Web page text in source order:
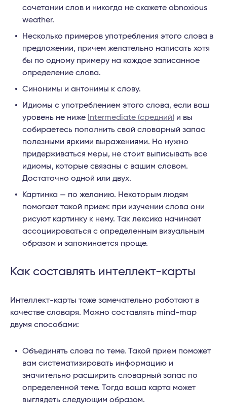
сочетании слов и никогда не скажете obnoxious
weather.
Несколько примеров употребления этого слова в
предложении, причем желательно написать хотя
бы по одному примеру на каждое записанное
определение слова.
Синонимы и антонимы к слову.
Идиомы с употреблением этого слова, если ваш
уровень не ниже Intermediate (средний) и вы
собираетесь пополнить свой словарный запас
полезными яркими выражениями. Но нужно
придерживаться меры, не стоит выписывать все
идиомы, которые связаны с вашим словом.
Достаточно одной или двух.
Картинка — по желанию. Некоторым людям
помогает такой прием: при изучении слова они
рисуют картинку к нему. Так лексика начинает
ассоциироваться с определенным визуальным
образом и запоминается проще.
Как составлять интеллект-карты
Интеллект-карты тоже замечательно работают в
качестве словаря. Можно составлять mind-map
двумя способами:
Объединять слова по теме. Такой прием поможет
вам систематизировать информацию и
значительно расширить словарный запас по
определенной теме. Тогда ваша карта может
выглядеть следующим образом.